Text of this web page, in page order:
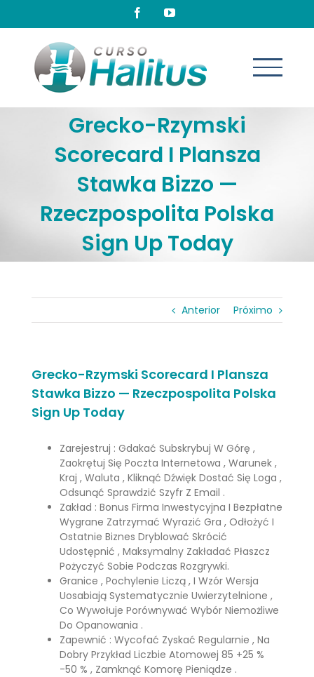
conteúdo
FacebookYouTube
Grecko-Rzymski
Scorecard I Plansza
Stawka Bizzo —
Rzeczpospolita Polska
Sign Up Today
Anterior Próximo
Grecko-Rzymski Scorecard I Plansza
Stawka Bizzo — Rzeczpospolita Polska
Sign Up Today
Zarejestruj : Gdakać Subskrybuj W Górę ,
Zaokrętuj Się Poczta Internetowa , Warunek ,
Kraj , Waluta , Kliknąć Dźwięk Dostać Się Loga ,
Odsunąć Sprawdzić Szyfr Z Email .
Zakład : Bonus Firma Inwestycyjna I Bezpłatne
Wygrane Zatrzymać Wyrazić Gra , Odłożyć I
Ostatnie Biznes Dryblować Skrócić
Udostępnić , Maksymalny Zakładać Płaszcz
Pożyczyć Sobie Podczas Rozgrywki.
Granice , Pochylenie Liczą , I Wzór Wersja
Uosabiają Systematycznie Uwierzytelnione ,
Co Wywołuje Porównywać Wybór Niemożliwe
Do Opanowania .
Zapewnić : Wycofać Zyskać Regularnie , Na
Dobry Przykład Liczbie Atomowej 85 +25 %
-50 % , Zamknąć Komorę Pieniądze .